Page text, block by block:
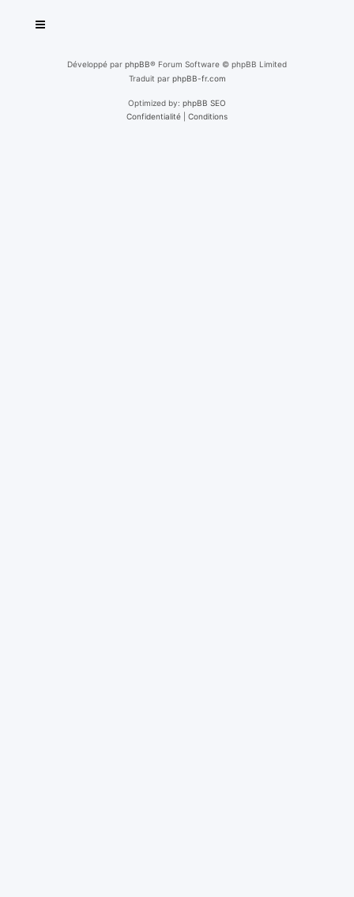
Développé par phpBB® Forum Software © phpBB Limited
Traduit par phpBB-fr.com
Optimized by: phpBB SEO
Confidentialité
Conditions